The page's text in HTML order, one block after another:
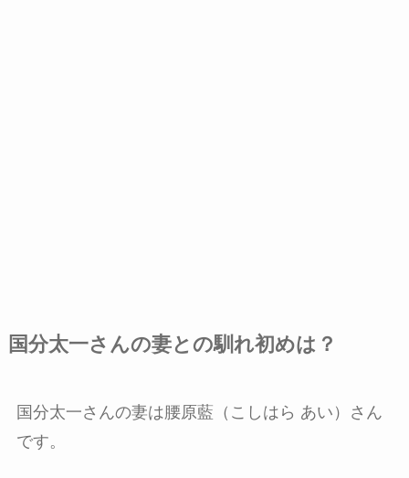
国分太一さんの妻との馴れ初めは？
国分太一さんの妻は腰原藍（こしはら あい）さん
です。